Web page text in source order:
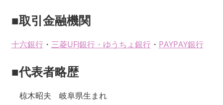
■取引金融機関
十六銀行・ 三菱UFJ銀行・ ゆうちょ銀行・ PAYPAY銀行
■代表者略歴
椋木昭夫 岐阜県生まれ